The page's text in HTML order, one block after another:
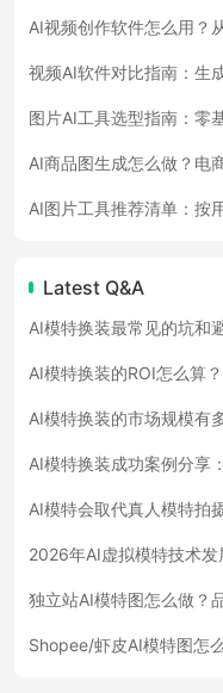
AI视频创作软件怎么用？
视频AI软件对比指南：生
图片AI工具选型指南：零
AI商品图生成怎么做？电
AI图片工具推荐清单：按
Latest Q&A
AI模特换装最常见的坑和
AI模特换装的ROI怎么算
AI模特换装的市场规模有
AI模特换装成功案例分享
AI模特会取代真人模特拍
2026年AI虚拟模特技术发
独立站AI模特图怎么做？
Shopee/虾皮AI模特图怎